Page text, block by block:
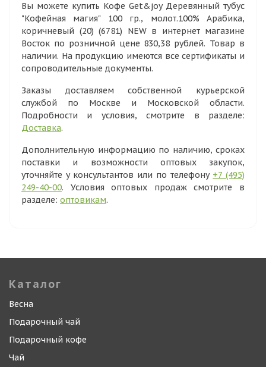
Вы можете купить Кофе Get&joy Деревянный тубус
"Кофейная магия" 100 гр., молот.100% Арабика,
коричневый (20) (6781) NEW в интернет магазине
Восток по розничной цене 830,38 рублей. Товар в
наличии. На продукцию имеются все сертификаты и
сопроводительные документы.
Заказы доставляем собственной курьерской
службой по Москве и Московской области.
Подробности и условия, смотрите в разделе:
Доставка.
Дополнительную информацию по наличию, сроках
поставки и возможности оптовых закупок,
уточняйте у консультантов или по телефону +7 (495)
249-40-00. Условия оптовых продаж смотрите в
разделе: оптовикам.
Каталог
Весна
Подарочный чай
Подарочный кофе
Чай